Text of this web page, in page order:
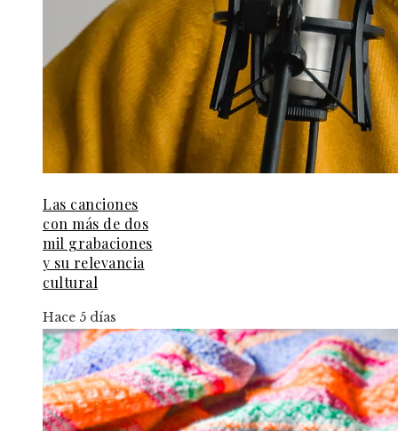
Las canciones
con más de dos
mil grabaciones
y su relevancia
cultural
Hace 5 días